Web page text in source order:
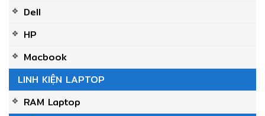
Dell
HP
Macbook
LINH KIỆN LAPTOP
RAM Laptop